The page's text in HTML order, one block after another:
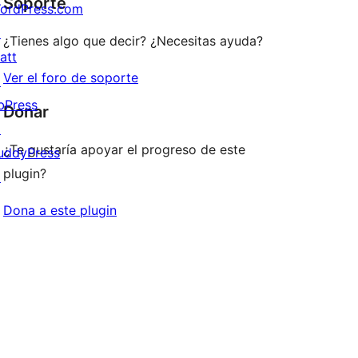
estrellas
¿Tienes algo que decir? ¿Necesitas ayuda?
Ver el foro de soporte
Donar
¿Te gustaría apoyar el progreso de este
plugin?
Dona a este plugin